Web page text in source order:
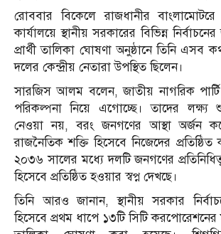
রোববার বিকেলে রাজধানীর বাংলামোটরে
কার্যালয়ে স্থানীয় সরকারের বিভিন্ন
প্রার্থী তালিকা ঘোষণা অনুষ্ঠানে তিনি এসব
দলের কেন্দ্রীয় নেতারা উপস্থিত ছিলেন।
সারজিস আলম বলেন, জাতীয় নাগরিক পার্টি
পরিকল্পনা নিয়ে এগোচ্ছে। তাদের লক্ষ্য
নেওয়া নয়, বরং জনগণের আস্থা অর্জন
রাজনৈতিক শক্তি হিসেবে নিজেদের
২০৩৬ সালের মধ্যে দলটি জনগণের
হিসেবে প্রতিষ্ঠিত হওয়ার স্বপ্ন দেখছে।
তিনি আরও জানান, স্থানীয় সরকার
হিসেবে প্রথম ধাপে ১৩টি সিটি করপোরেশনের